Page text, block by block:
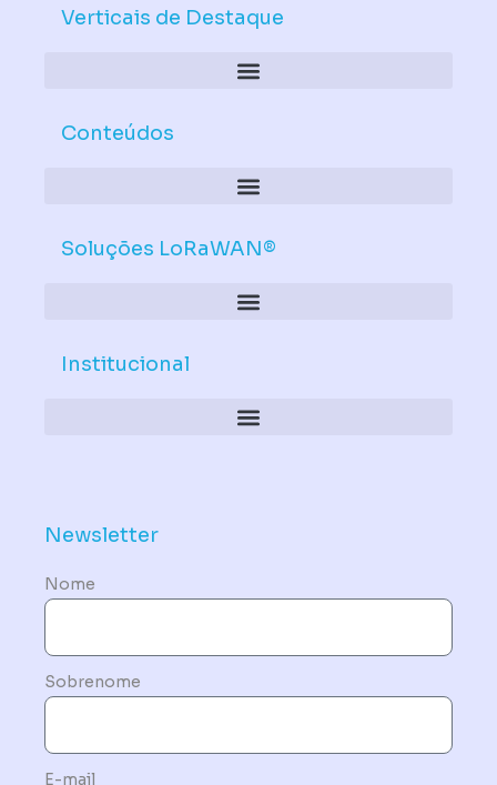
d b
Verticais de Destaque
Conteúdos
Soluções LoRaWAN®
Institucional
Newsletter
Nome
Sobrenome
E-mail